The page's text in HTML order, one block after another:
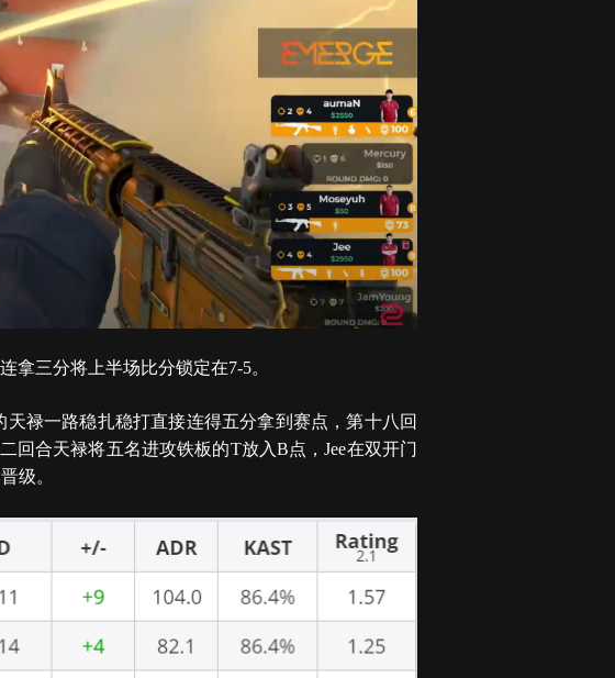
拿三分将上半场比分锁定在7-5。
禄一路稳扎稳打直接连得五分拿到赛点，第十八回
回合天禄将五名进攻铁板的T放入B点，Jee在双开门
级。